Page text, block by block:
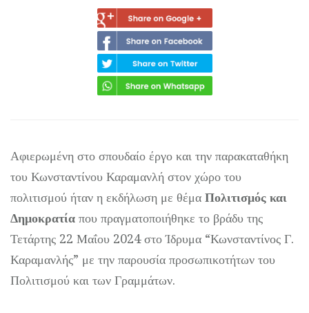
Αφιερωμένη στο σπουδαίο έργο και την παρακαταθήκη
του Κωνσταντίνου Καραμανλή στον χώρο του
πολιτισμού ήταν η εκδήλωση με θέμα Πολιτισμός και
Δημοκρατία που πραγματοποιήθηκε το βράδυ της
Τετάρτης 22 Μαΐου 2024 στο Ίδρυμα “Κωνσταντίνος Γ.
Καραμανλής” με την παρουσία προσωπικοτήτων του
Πολιτισμού και των Γραμμάτων.